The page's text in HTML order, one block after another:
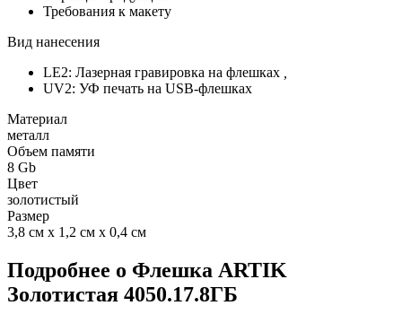
Требования к макету
Вид нанесения
LE2: Лазерная гравировка на флешках
UV2: УФ печать на USB-флешках
Материал
металл
Объем памяти
8 Gb
Цвет
золотистый
Размер
3,8 см х 1,2 см х 0,4 см
Подробнее о Флешка ARTIK
Золотистая 4050.17.8ГБ